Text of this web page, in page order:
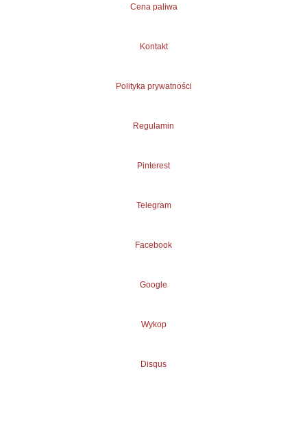
Cena paliwa
Kontakt
Polityka prywatności
Regulamin
Pinterest
Telegram
Facebook
Google
Wykop
Disqus